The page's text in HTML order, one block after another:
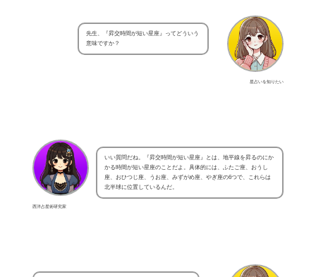
星占いを知りたい
先生、『昇交時間が短い星座』ってどういう
意味ですか？
西洋占星術研究家
いい質問だね。『昇交時間が短い星座』とは、地平線を昇るのにか
かる時間が短い星座のことだよ。具体的には、ふたご座、おうし
座、おひつじ座、うお座、みずがめ座、やぎ座の6つで、これらは
北半球に位置しているんだ。